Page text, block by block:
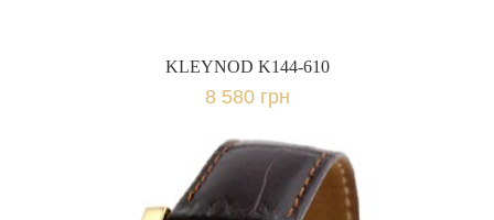
KLEYNOD K144-610
8 580 грн